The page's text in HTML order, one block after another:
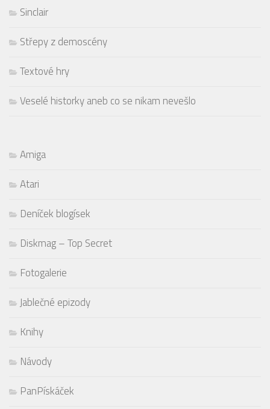
Sinclair
Střepy z demoscény
Textové hry
Veselé historky aneb co se nikam nevešlo
Amiga
Atari
Deníček blogísek
Diskmag – Top Secret
Fotogalerie
Jablečné epizody
Knihy
Návody
PanPískáček